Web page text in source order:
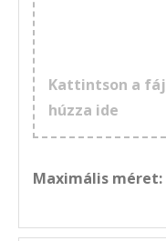
Kattintson a
húzza ide
Maximális méret: